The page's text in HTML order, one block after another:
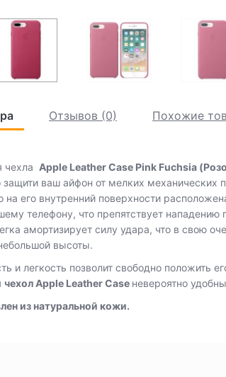
Отзывов (0) Похожие
чехла Apple Leather Case Pink Fuchsia
защити ваш айфон от мелких механических
на его внутренний поверхности
телефону, что препятствует
амортизирует силу удара, что в свою
высоты.
и легкость позволит свободно положить
чехол Apple Leather Case невероятно
из натуральной кожи.